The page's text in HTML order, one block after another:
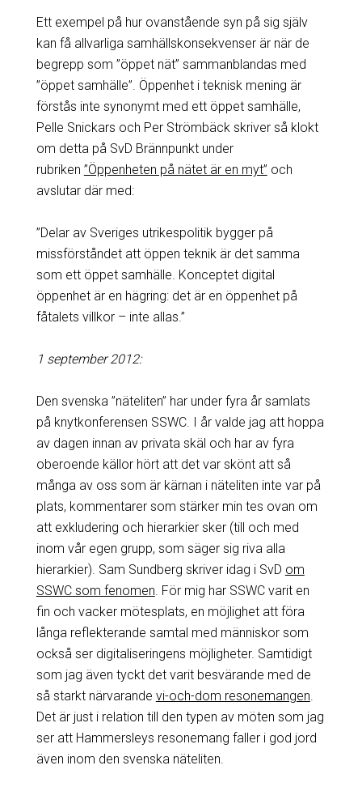
Ett exempel på hur ovanstående syn på sig själv
kan få allvarliga samhällskonsekvenser är när de
begrepp som ”öppet nät” sammanblandas med
”öppet samhälle”. Öppenhet i teknisk mening är
förstås inte synonymt med ett öppet samhälle,
Pelle Snickars och Per Strömbäck skriver så klokt
om detta på SvD Brännpunkt under
rubriken ”Öppenheten på nätet är en myt” och
avslutar där med:
”Delar av Sveriges utrikespolitik bygger på
missförståndet att öppen teknik är det samma
som ett öppet samhälle. Konceptet digital
öppenhet är en hägring: det är en öppenhet på
fåtalets villkor – inte allas.”
1 september 2012:
Den svenska ”näteliten” har under fyra år samlats
på knytkonferensen SSWC. I år valde jag att hoppa
av dagen innan av privata skäl och har av fyra
oberoende källor hört att det var skönt att så
många av oss som är kärnan i näteliten inte var på
plats, kommentarer som stärker min tes ovan om
att exkludering och hierarkier sker (till och med
inom vår egen grupp, som säger sig riva alla
hierarkier). Sam Sundberg skriver idag i SvD om
SSWC som fenomen . För mig har SSWC varit en
fin och vacker mötesplats, en möjlighet att föra
långa reflekterande samtal med människor som
också ser digitaliseringens möjligheter. Samtidigt
som jag även tyckt det varit besvärande med de
så starkt närvarande vi-och-dom resonemangen
Det är just i relation till den typen av möten som jag
ser att Hammersleys resonemang faller i god jord
även inom den svenska näteliten.